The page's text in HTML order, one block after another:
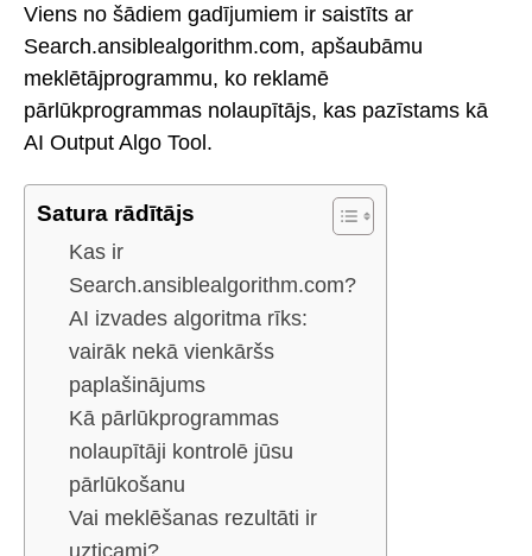
Viens no šādiem gadījumiem ir saistīts ar
Search.ansiblealgorithm.com, apšaubāmu
meklētājprogrammu, ko reklamē
pārlūkprogrammas nolaupītājs, kas pazīstams kā
AI Output Algo Tool.
Satura rādītājs
Kas ir
Search.ansiblealgorithm.com?
AI izvades algoritma rīks:
vairāk nekā vienkāršs
paplašinājums
Kā pārlūkprogrammas
nolaupītāji kontrolē jūsu
pārlūkošanu
Vai meklēšanas rezultāti ir